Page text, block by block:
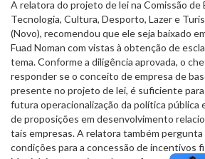
A relatora do projeto de lei na Comissão de
Tecnologia, Cultura, Desporto, Lazer e
(Novo), recomendou que ele seja baixado
Fuad Noman com vistas à obtenção de
tema. Conforme a diligência aprovada, o
responder se o conceito de empresa de
presente no projeto de lei, é suficiente para
futura operacionalização da política pública
de proposições em desenvolvimento
tais empresas. A relatora também pergunta
condições para a concessão de incentivos